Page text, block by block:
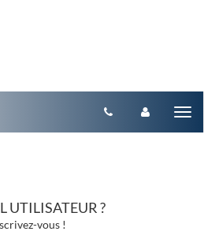
UTILISATEUR ?
vous !